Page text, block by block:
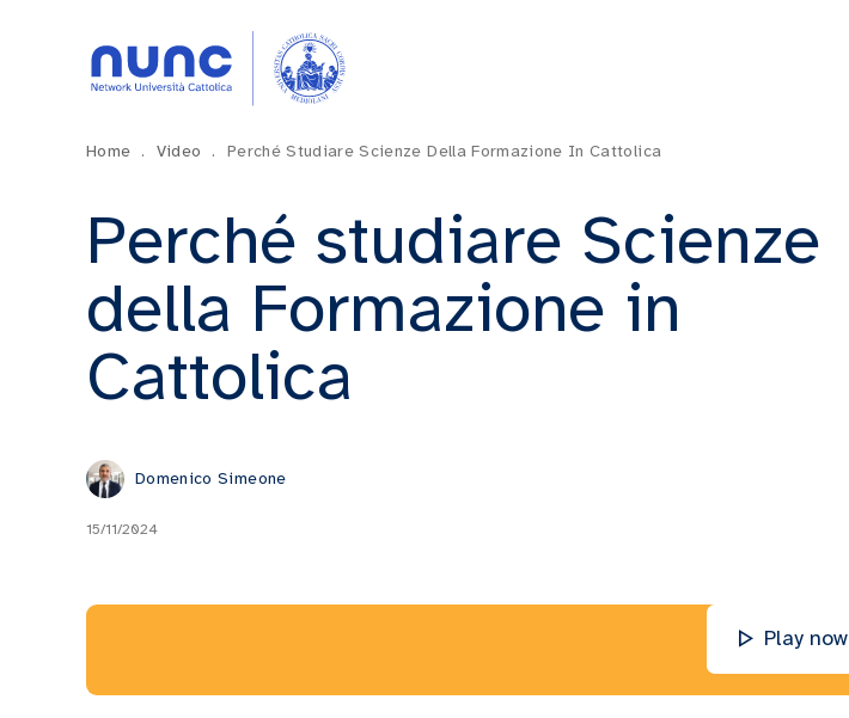
Home . Video . Perché Studiare Scienze Della Formazione In Cattolica
Perché studiare Scienze
della Formazione in
Cattolica
Domenico Simeone
15/11/2024
Play now